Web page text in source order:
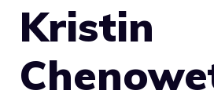
Kristin